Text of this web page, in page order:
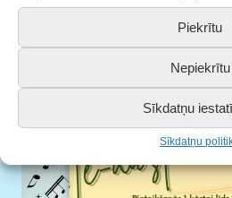
Piekrītu
Nepiekrītu
Sīkdatņu
Sīkdatņu